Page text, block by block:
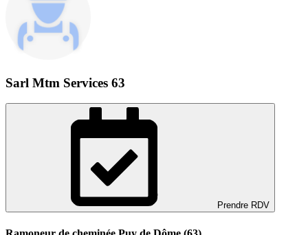
Sarl Mtm Services 63
Prendre RDV